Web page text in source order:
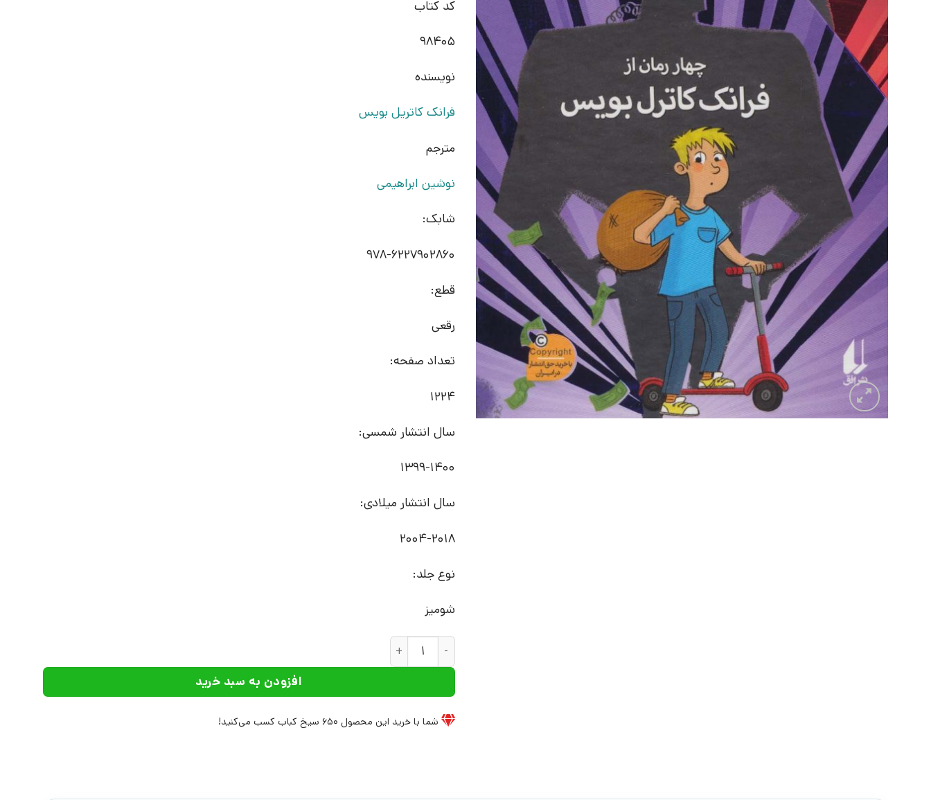
کد کتاب
98405
نویسنده
فرانک کاتریل بویس
مترجم
نوشین ابراهیمی
شابک:
978-6227902860
قطع:
رقعی
تعداد صفحه:
1224
سال انتشار شمسی:
1399-1400
سال انتشار میلادی:
2004-2018
نوع جلد:
شومیز
کتاب مجموعه ی 4 رمان از فرانک کاترل بویس | انتشارات افق عدد
افزودن به سبد خرید
شما با خرید این محصول 650 سیخ کباب کسب می‌کنید!